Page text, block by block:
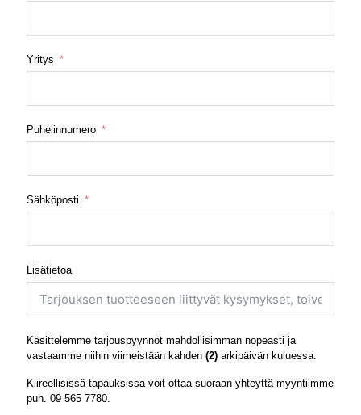
Yritys
Puhelinnumero
Sähköposti
Lisätietoa
Käsittelemme tarjouspyynnöt mahdollisimman nopeasti ja
vastaamme niihin viimeistään kahden (2) arkipäivän kuluessa.
Kiireellisissä tapauksissa voit ottaa suoraan yhteyttä myyntiimme
puh. 09 565 7780